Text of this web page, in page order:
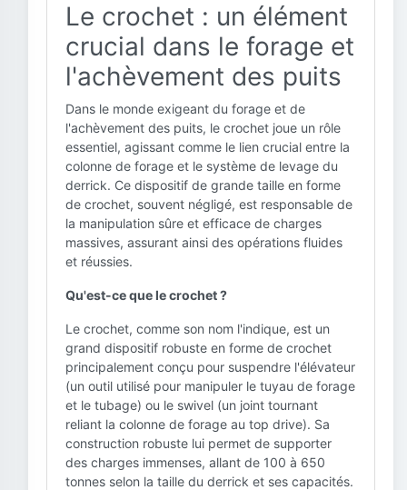
Le crochet : un élément
crucial dans le forage et
l'achèvement des puits
Dans le monde exigeant du forage et de
l'achèvement des puits, le crochet joue un rôle
essentiel, agissant comme le lien crucial entre la
colonne de forage et le système de levage du
derrick. Ce dispositif de grande taille en forme
de crochet, souvent négligé, est responsable de
la manipulation sûre et efficace de charges
massives, assurant ainsi des opérations fluides
et réussies.
Qu'est-ce que le crochet ?
Le crochet, comme son nom l'indique, est un
grand dispositif robuste en forme de crochet
principalement conçu pour suspendre l'élévateur
(un outil utilisé pour manipuler le tuyau de forage
et le tubage) ou le swivel (un joint tournant
reliant la colonne de forage au top drive). Sa
construction robuste lui permet de supporter
des charges immenses, allant de 100 à 650
tonnes selon la taille du derrick et ses capacités.